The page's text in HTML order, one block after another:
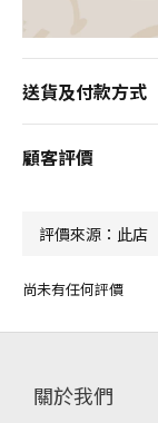
送貨及付款方式
顧客評價
尚未有任何評價
關於我們